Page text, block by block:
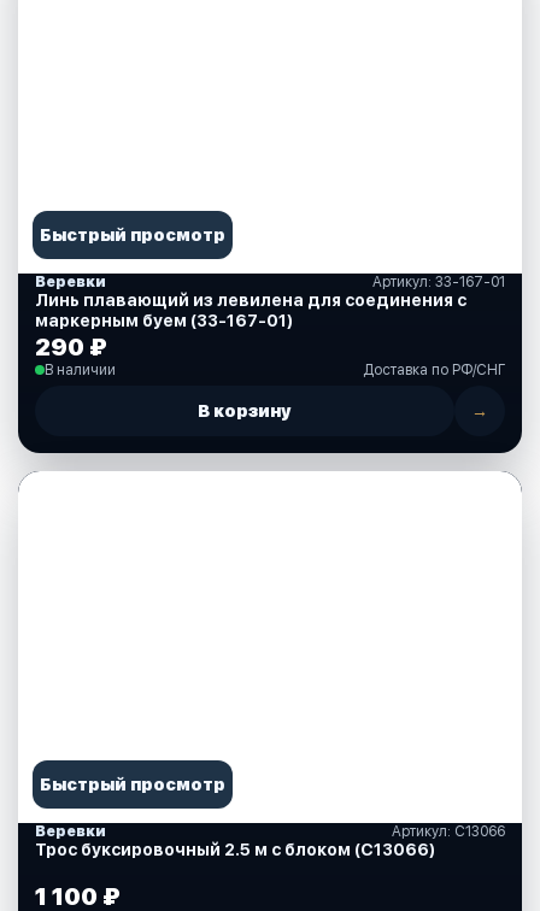
Быстрый просмотр
Веревки Артикул: 33-167-01
Линь плавающий из левилена для соединения с
маркерным буем (33-167-01)
290 ₽
В наличии Доставка по РФ/СНГ
В корзину →
Быстрый просмотр
Веревки Артикул: C13066
Трос буксировочный 2.5 м с блоком (C13066)
1 100 ₽